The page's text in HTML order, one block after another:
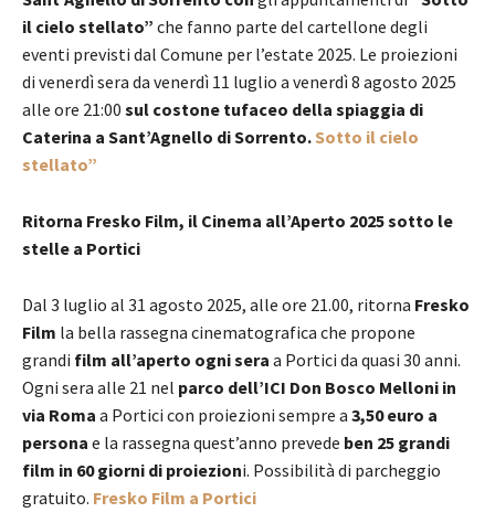
il cielo stellato” che fanno parte del cartellone degli
eventi previsti dal Comune per l’estate 2025. Le proiezioni
di venerdì sera da venerdì 11 luglio a venerdì 8 agosto 2025
alle ore 21:00 sul costone tufaceo della spiaggia di
Caterina a Sant’Agnello di Sorrento. Sotto il cielo
stellato”
Ritorna Fresko Film, il Cinema all’Aperto 2025 sotto le
stelle a Portici
Dal 3 luglio al 31 agosto 2025, alle ore 21.00, ritorna Fresko
Film la bella rassegna cinematografica che propone
grandi film all’aperto ogni sera a Portici da quasi 30 anni.
Ogni sera alle 21 nel parco dell’ICI Don Bosco Melloni in
via Roma a Portici con proiezioni sempre a 3,50 euro a
persona e la rassegna quest’anno prevede ben 25 grandi
film in 60 giorni di proiezioni. Possibilità di parcheggio
gratuito. Fresko Film a Portici